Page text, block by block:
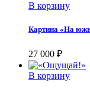
В корзину
Картина «На
27 000 ₽
В корзину